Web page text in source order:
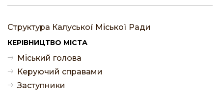
Структура Калуської Міської Ради
КЕРІВНИЦТВО МІСТА
Міський голова
Керуючий справами
Заступники